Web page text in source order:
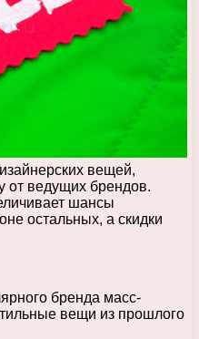
вещей,
от ведущих брендов.
шансы
остальных, а скидки
бренда масс-
вещи из прошлого